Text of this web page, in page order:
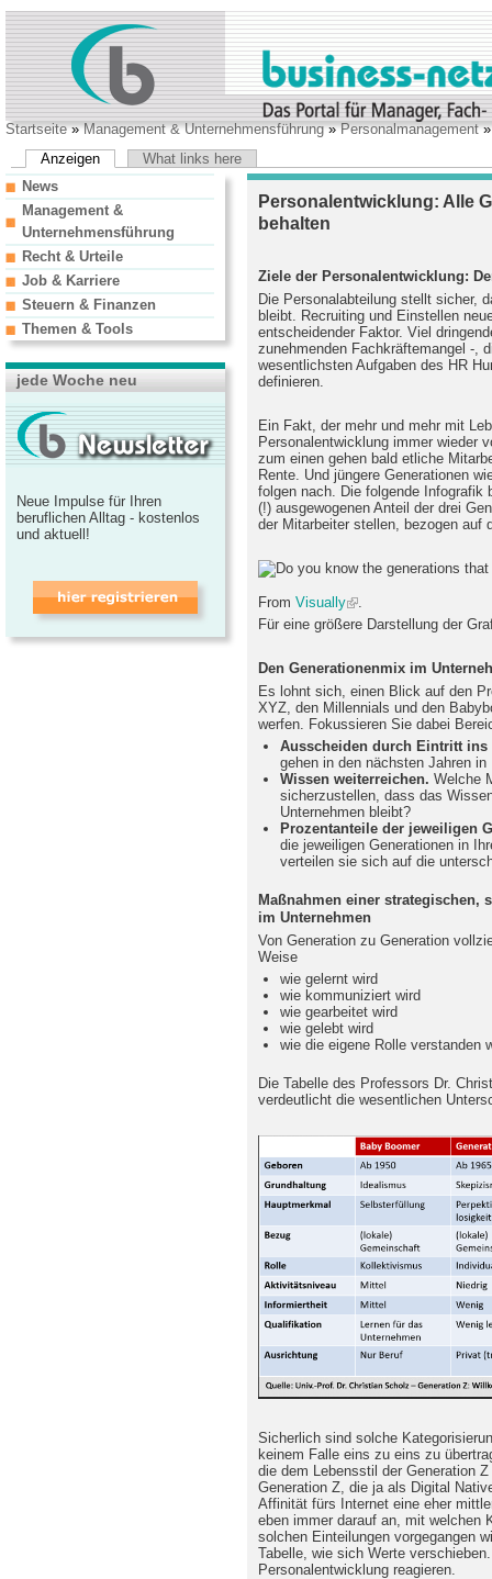
Startseite»Management & Unternehmensführung»Personalmanagement»
Anzeigen
What links here
Personalentwicklung: Alle
behalten
Ziele der Personalentwicklung:
Die Personalabteilung stellt sicher,
bleibt. Recruiting und Einstellen
entscheidender Faktor. Viel
zunehmenden Fachkräftemangel -,
wesentlichsten Aufgaben des HR
definieren.
Ein Fakt, der mehr und mehr mit
Personalentwicklung immer wieder
zum einen gehen bald etliche
Rente. Und jüngere Generationen
folgen nach. Die folgende Infografik
(!) ausgewogenen Anteil der drei
der Mitarbeiter stellen, bezogen auf
From Visually
Für eine größere Darstellung der
Den Generationenmix im
Es lohnt sich, einen Blick auf den
XYZ, den Millennials und den
werfen. Fokussieren Sie dabei
Ausscheiden durch Eintritt ins
gehen in den nächsten Jahren in
Wissen weiterreichen. Welche
sicherzustellen, dass das
Unternehmen bleibt?
Prozentanteile der jeweiligen
die jeweiligen Generationen in
verteilen sie sich auf die
Maßnahmen einer strategischen,
im Unternehmen
Von Generation zu Generation
Weise
wie gelernt wird
wie kommuniziert wird
wie gearbeitet wird
wie gelebt wird
wie die eigene Rolle verstanden
Die Tabelle des Professors Dr.
verdeutlicht die wesentlichen
Sicherlich sind solche
keinem Falle eins zu eins zu
die dem Lebensstil der Generation
Generation Z, die ja als Digital
Affinität fürs Internet eine eher
eben immer darauf an, mit welchen
solchen Einteilungen vorgegangen
Tabelle, wie sich Werte
Personalentwicklung reagieren.
News
Management &
Unternehmensführung
Recht & Urteile
Job & Karriere
Steuern & Finanzen
Themen & Tools
jede Woche neu
Neue Impulse für Ihren
beruflichen Alltag - kostenlos
und aktuell!